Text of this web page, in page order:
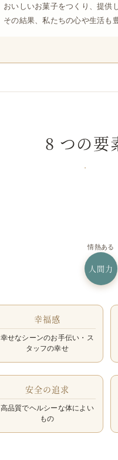
おいしいお菓子をつくり、提供
その結果、私たちの心や生活も
8 つの要
情熱ある
人間力
幸福感
幸せなシーンのお手伝い・ス
タッフの幸せ
安全の追求
高品質でヘルシーな体によい
もの